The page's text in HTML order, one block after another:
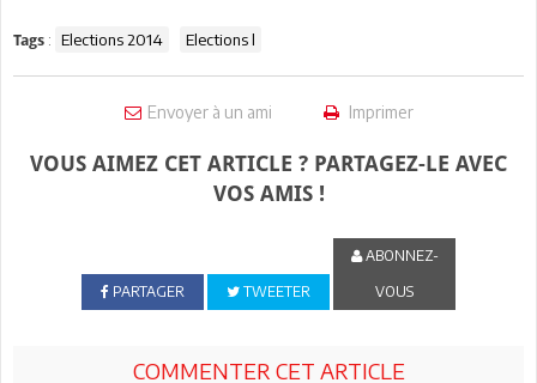
Tags : Elections 2014 Elections l
Envoyer à un ami Imprimer
VOUS AIMEZ CET ARTICLE ? PARTAGEZ-LE AVEC
VOS AMIS !
PARTAGER TWEETER
ABONNEZ-
VOUS
COMMENTER CET ARTICLE